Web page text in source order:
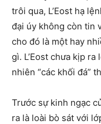
trôi qua, L’Eost hạ
đại úy không còn tin
cho đó là một hay
gì. L’Eost chưa kịp
nhiên “các khối đá”
Trước sự kinh ngạc
ra là loài bò sát với